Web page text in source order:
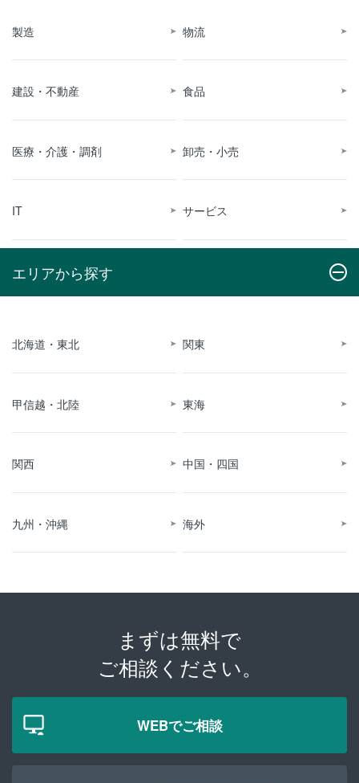
製造 物流
建設・不動産 食品
医療・介護・調剤 卸売・小売
IT サービス
エリアから探す
北海道・東北 関東
甲信越・北陸 東海
関西 中国・四国
九州・沖縄 海外
まずは無料で
ご相談ください。
WEBでご相談